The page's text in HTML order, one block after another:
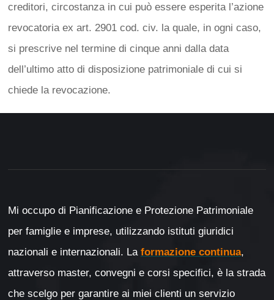
creditori, circostanza in cui può essere esperita l’azione
revocatoria ex art. 2901 cod. civ. la quale, in ogni caso,
si prescrive nel termine di cinque anni dalla data
dell’ultimo atto di disposizione patrimoniale di cui si
chiede la revocazione.
Mi occupo di Pianificazione e Protezione Patrimoniale
per famiglie e imprese, utilizzando istituti giuridici
nazionali e internazionali. La formazione continua,
attraverso master, convegni e corsi specifici, è la strada
che scelgo per garantire ai miei clienti un servizio